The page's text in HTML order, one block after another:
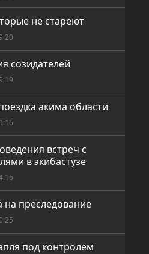
не стареют
созидателей
акима области
встреч с
в экибастузе
на преследование
под контролем